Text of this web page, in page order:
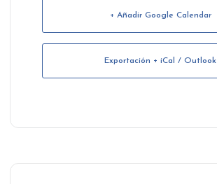
+ Añadir Google Calendar
Exportación + iCal / Outlook